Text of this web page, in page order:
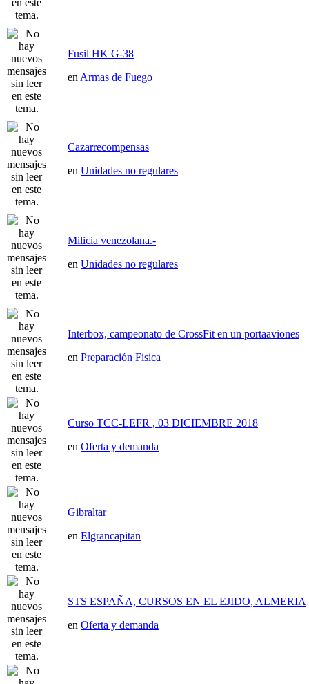
Fusil HK G-38
en Armas de Fuego
Cazarrecompensas
en Unidades no regulares
Milicia venezolana.-
en Unidades no regulares
Interbox, campeonato de CrossFit en un portaaviones
en Preparación Fisica
Curso TCC-LEFR , 03 DICIEMBRE 2018
en Oferta y demanda
Gibraltar
en Elgrancapitan
STS ESPAÑA, CURSOS EN EL EJIDO, ALMERIA
en Oferta y demanda